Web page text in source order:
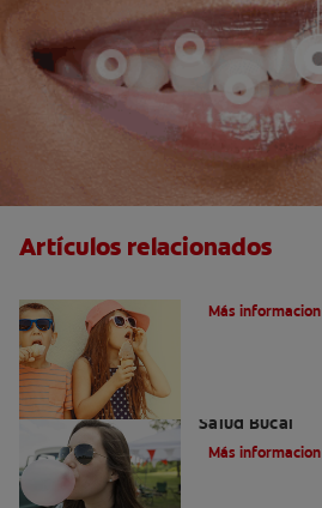
Artículos relacionados
Más informacion
Salud Bucal
Más informacion